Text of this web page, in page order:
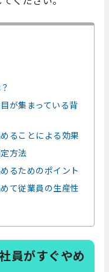
が集まっている背
ることによる効果
方法
るためのポイント
て従業員の生産性
員がすぐやめ